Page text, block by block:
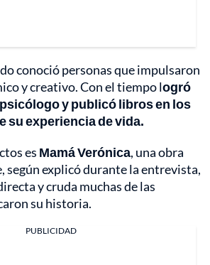
conoció personas que impulsaron
y creativo. Con el tiempo logró
y publicó libros en los
su experiencia de vida.
es Mamá Verónica, una obra
según explicó durante la entrevista,
y cruda muchas de las
su historia.
PUBLICIDAD